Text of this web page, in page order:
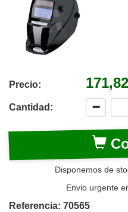
Precio:
Cantidad:
Disponemos de
Envio urgente
Referencia: 70565